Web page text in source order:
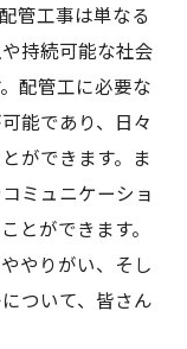
管工事は単なる
持続可能な社会
配管工に必要な
能であり、日々
ができます。ま
ミュニケーショ
とができます。
やりがい、そし
ついて、皆さん